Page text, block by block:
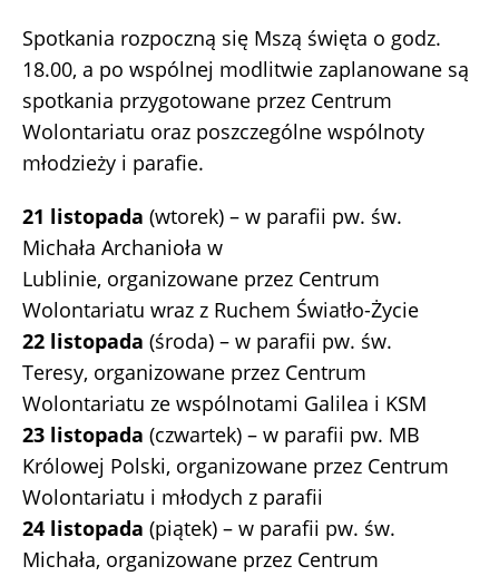
Spotkania rozpoczną się Mszą święta o godz.
18.00, a po wspólnej modlitwie zaplanowane są
spotkania przygotowane przez Centrum
Wolontariatu oraz poszczególne wspólnoty
młodzieży i parafie.
21 listopada (wtorek) – w parafii pw. św.
Michała Archanioła w
Lublinie, organizowane przez Centrum
Wolontariatu wraz z Ruchem Światło-Życie
22 listopada (środa) – w parafii pw. św.
Teresy, organizowane przez Centrum
Wolontariatu ze wspólnotami Galilea i KSM
23 listopada (czwartek) – w parafii pw. MB
Królowej Polski, organizowane przez Centrum
Wolontariatu i młodych z parafii
24 listopada (piątek) – w parafii pw. św.
Michała, organizowane przez Centrum